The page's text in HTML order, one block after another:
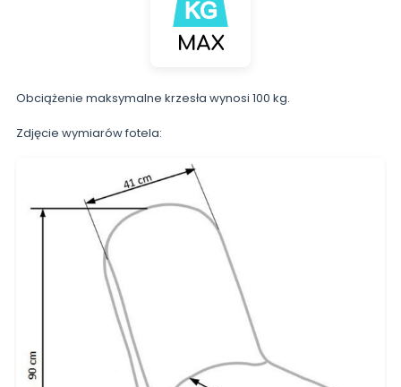
Obciążenie maksymalne krzesła wynosi 100 kg.
Zdjęcie wymiarów fotela: